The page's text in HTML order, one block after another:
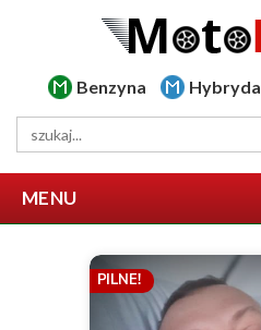
Benzyna Hybryda
MENU